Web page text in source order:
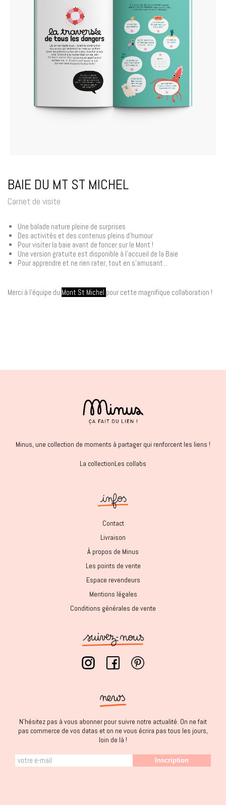
BAIE DU MT ST MICHEL
Carnet de visite
Une balade nature pleine de surprises
Des activités et des contenus pleins d'humour
Pour visiter la baie avant de foncer sur le Mont !
Une version gratuite est disponible à l'accueil de la Baie
Pour apprendre et ne rien rater, tout en s'amusant...
Merci à l'équipe du Mont St Michel pour cette magnifique collaboration !
Minus, une collection de moments à partager qui renforcent les liens !
La collectionLes collabs
Contact
Livraison
À propos de Minus
Les points de vente
Espace revendeurs
Mentions légales
Conditions générales de vente
N'hésitez pas à vous abonner pour suivre notre actualité. On ne fait
pas commerce de vos datas et on ne vous écrira pas tous les jours,
loin de là !
Inscription